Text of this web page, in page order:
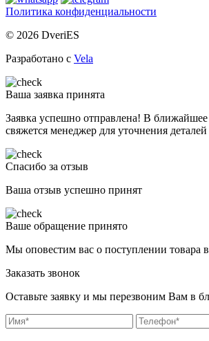
Политика конфиденциальности
© 2026 DveriES
Разработано с Vela
Ваша заявка принята
Заявка успешно отправлена! В
свяжется менеджер для уточнения деталей
Спасибо за отзыв
Ваша отзыв успешно принят
Ваше обращение принято
Мы оповестим вас о поступлении товара
Заказать звонок
Оставьте заявку и мы перезвоним Вам в